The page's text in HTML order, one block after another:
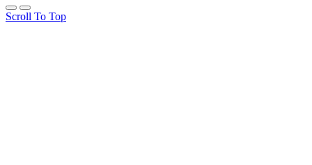
Scroll To Top